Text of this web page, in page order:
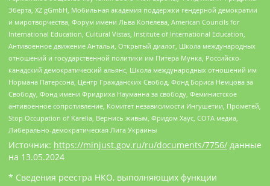
Эберта, XZ gGmbH, Мобильная академия поддержки гендерной демократии
и миротворчества, Форум имени Льва Копелева, American Councils for
International Education, Cultural Vistas, Institute of International Education,
Антивоенное движение Антальи, Открытый диалог, Школа международных
отношений и государственной политики им Питера Мунка, Российско-
канадский демократический альянс, Школа международных отношений им
Нормана Патерсона, Центр Гражданских Свобод, Фонд Бориса Немцова за
Свободу, Фонд имени Фридриха Науманна за свободу, Феминистское
антивоенное сопротивление, Комитет независимости Ингушетии, Прометей,
Stop Occupation of Karelia, Вернись живым, Фридом Хаус, СОТА медиа,
Либерально-демократическая Лига Украины
Источник: https://minjust.gov.ru/ru/documents/7756/ данные
на 13.05.2024
* Сведения реестра НКО, выполняющих функции